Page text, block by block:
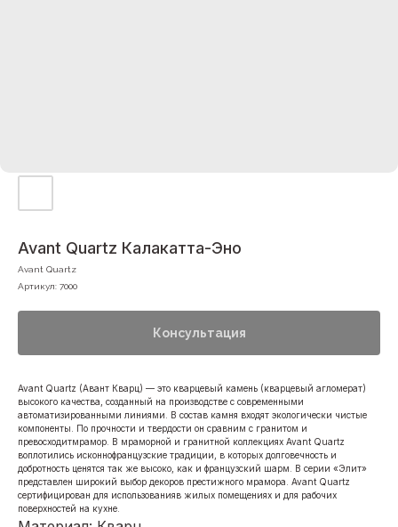
Avant Quartz Калакатта-Эно
Avant Quartz
Артикул: 7000
Консультация
Avant Quartz (Авант Кварц) — это кварцевый камень (кварцевый агломерат)
высокого качества, созданный на производстве с современными
автоматизированными линиями. В состав камня входят экологически чистые
компоненты. По прочности и твердости он сравним с гранитом и
превосходитмрамор. В мраморной и гранитной коллекциях Avant Quartz
воплотились исконнофранцузские традиции, в которых долговечность и
добротность ценятся так же высоко, как и французский шарм. В серии «Элит»
представлен широкий выбор декоров престижного мрамора. Avant Quartz
сертифицирован для использованияв жилых помещениях и для рабочих
поверхностей на кухне.